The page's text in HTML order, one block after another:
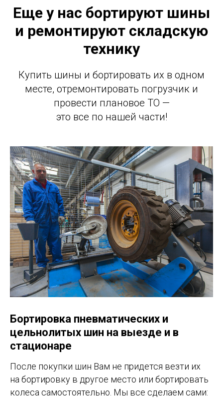
Еще у нас бортируют шины
и ремонтируют складскую
технику
Купить шины и бортировать их в одном
месте, отремонтировать погрузчик и
провести плановое ТО —
это все по нашей части!
Бортировка пневматических и
цельнолитых шин на выезде и в
стационаре
После покупки шин Вам не придется везти их
на бортировку в другое место или бортировать
колеса самостоятельно. Мы все сделаем сами: